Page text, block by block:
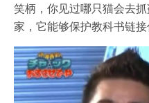
笑柄，你见过哪只猫会去
家，它能够保护教科书链接